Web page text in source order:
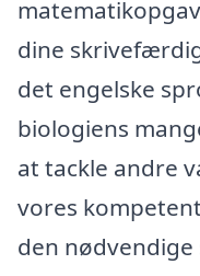
dine
det engelske
biologiens
at tackle andre
vores
den